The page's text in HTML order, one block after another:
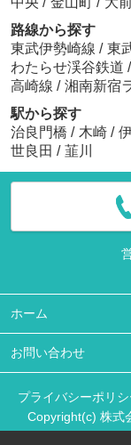
路線から探す
東武伊勢崎線 / 東
わたらせ渓谷鉄道 /
高崎線 / 湘南新宿
駅から探す
治良門橋 / 木崎 /
世良田 / 韮川
ホーム
お問い合わせ
プライバシーポリシ
Copyright(c) 株式